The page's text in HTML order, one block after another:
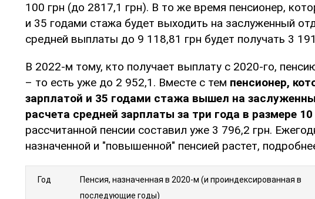
100 грн (до 2817,1 грн). В то же время пенсионер,
и 35 годами стажа будет выходить на заслуженный
средней выплаты до 9 118,81 грн будет получать 3
В 2022-м тому, кто получает выплату с 2020-го,
– то есть уже до 2 952,1. Вместе с тем пенсионер,
зарплатой и 35 годами стажа вышел на
расчета средней зарплаты за три года в размере 10
рассчитанной пенсии составил уже 3 796,2 грн.
назначенной и "повышенной" пенсией растет,
Год
Пенсия, назначенная в 2020-м (и проиндексированная в
последующие годы)